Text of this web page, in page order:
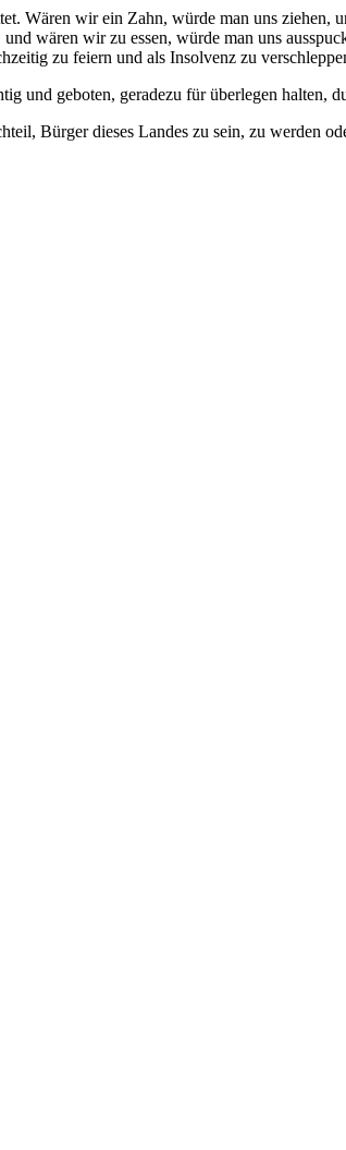
Wären wir ein Zahn, würde man uns ziehen,
wären wir zu essen, würde man uns
zu feiern und als Insolvenz zu
geboten, geradezu für überlegen halten,
Bürger dieses Landes zu sein, zu werden